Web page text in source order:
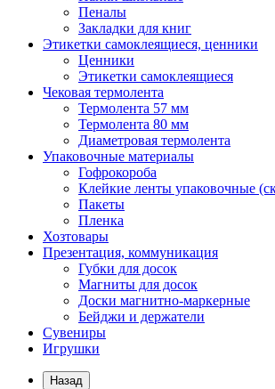
Пеналы
Закладки для книг
Этикетки самоклеящиеся, ценники
Ценники
Этикетки самоклеящиеся
Чековая термолента
Термолента 57 мм
Термолента 80 мм
Диаметровая термолента
Упаковочные материалы
Гофрокороба
Клейкие ленты упаковочные
Пакеты
Пленка
Хозтовары
Презентация, коммуникация
Губки для досок
Магниты для досок
Доски магнитно-маркерные
Бейджи и держатели
Сувениры
Игрушки
Назад